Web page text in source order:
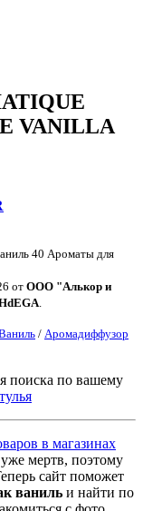
VANILLA
40 Ароматы для
от ООО "Алькор и
/ Аромадиффузор
поиска по вашему
в магазинах
мертв, поэтому
сайт поможет
ванильи найти по